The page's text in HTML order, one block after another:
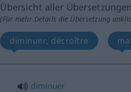
Übersicht aller Übersetzungen
(Für mehr Details die Übersetzung
diminuer, décroître
diminuer